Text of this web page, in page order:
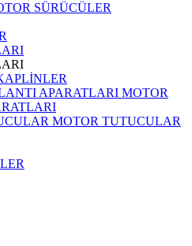
SÜRÜCÜLER
MOTOR
MOTOR TUTUCULAR